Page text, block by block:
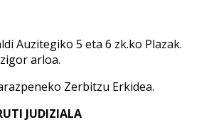
Auzitegiko 5 eta 6 zk.ko Plazak.
arloa.
Zerbitzu Erkidea.
JUDIZIALA